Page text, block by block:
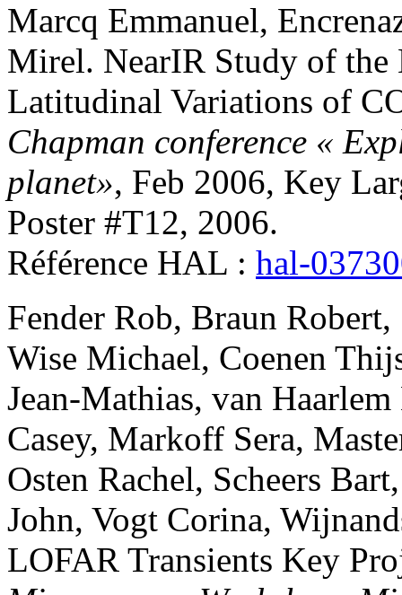
Marcq Emmanuel,
Mirel. NearIR Study of the
Latitudinal Variations of
Chapman conference «
planet», Feb 2006, Key
Poster #T12, 2006.
Référence HAL : hal-
Fender Rob, Braun Robert,
Wise Michael, Coenen
Jean-Mathias, van Haarlem
Casey, Markoff Sera,
Osten Rachel, Scheers Bart
John, Vogt Corina,
LOFAR Transients Key